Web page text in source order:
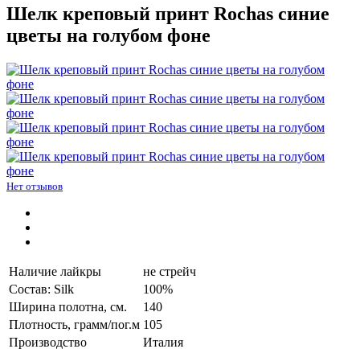
Шелк креповый принт Rochas синие
цветы на голубом фоне
Нет отзывов
Наличие лайкры
не стрейч
Состав: Silk
100%
Ширина полотна, см.
140
Плотность, грамм/пог.м 105
Производство
Италия